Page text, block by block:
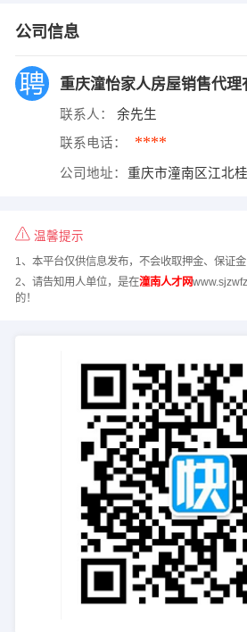
公司信息
重庆潼怡家人房屋销售代理
联系人： 余先生
联系电话： ****
公司地址： 重庆市潼南区江北
温馨提示
1、本平台仅供信息发布，不会收取押金、保证金
2、请告知用人单位，是在潼南人才网
的！